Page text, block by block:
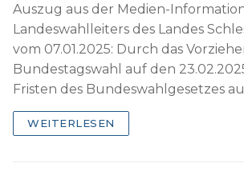
Auszug aus der Medien-
Landeswahlleiters des Landes
vom 07.01.2025: Durch das
Bundestagswahl auf den
Fristen des Bundeswahlgesetzes
WEITERLESEN